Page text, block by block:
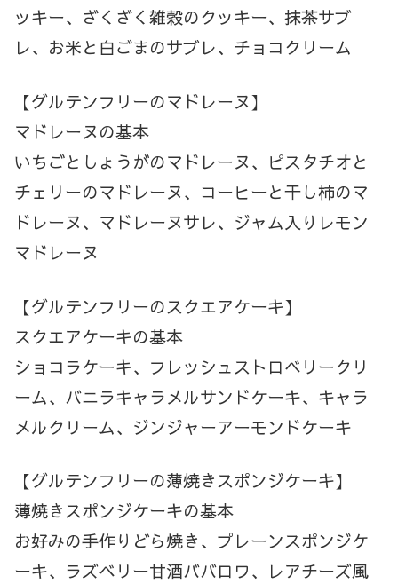
ッキー、ざくざく雑穀のクッキー、抹茶サブ
レ、お米と白ごまのサブレ、チョコクリーム
【グルテンフリーのマドレーヌ】
マドレーヌの基本
いちごとしょうがのマドレーヌ、ピスタチオと
チェリーのマドレーヌ、コーヒーと干し柿のマ
ドレーヌ、マドレーヌサレ、ジャム入りレモン
マドレーヌ
【グルテンフリーのスクエアケーキ】
スクエアケーキの基本
ショコラケーキ、フレッシュストロベリークリ
ーム、バニラキャラメルサンドケーキ、キャラ
メルクリーム、ジンジャーアーモンドケーキ
【グルテンフリーの薄焼きスポンジケーキ】
薄焼きスポンジケーキの基本
お好みの手作りどら焼き、プレーンスポンジケ
ーキ、ラズベリー甘酒ババロワ、レアチーズ風